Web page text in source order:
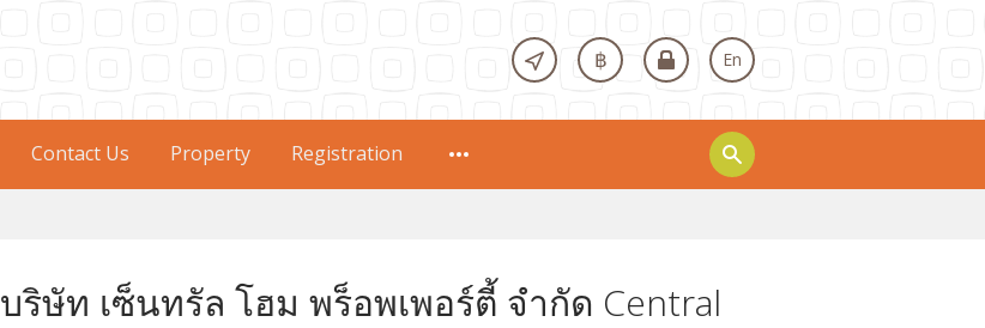
฿ En
Contact Us Property Registration
บริษัท เซ็นทรัล โฮม พร็อพเพอร์ตี้ จำกัด Central